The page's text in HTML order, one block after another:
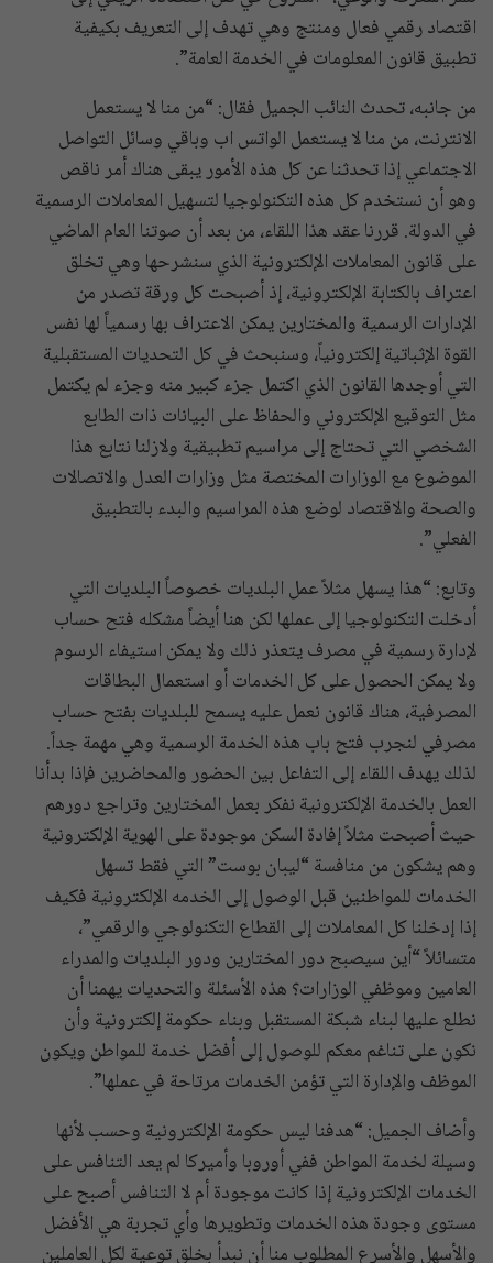
اقتصاد رقمي فعال ومنتج وهي تهدف إلى التعريف بكيفية
تطبيق قانون المعلومات في الخدمة العامة”.
من جانبه، تحدث النائب الجميل فقال: “من منا لا يستعمل
الانترنت، من منا لا يستعمل الواتس اب وباقي وسائل التواصل
الاجتماعي إذا تحدثنا عن كل هذه الأمور يبقى هناك أمر ناقص
وهو أن نستخدم كل هذه التكنولوجيا لتسهيل المعاملات الرسمية
في الدولة. قررنا عقد هذا اللقاء، من بعد أن صوتنا العام الماضي
على قانون المعاملات الإلكترونية الذي سنشرحها وهي تخلق
اعتراف بالكتابة الإلكترونية، إذ أصبحت كل ورقة تصدر من
الإدارات الرسمية والمختارين يمكن الاعتراف بها رسمياً لها نفس
القوة الإثباتية إلكترونياً، وسنبحث في كل التحديات المستقبلية
التي أوجدها القانون الذي اكتمل جزء كبير منه وجزء لم يكتمل
مثل التوقيع الإلكتروني والحفاظ على البيانات ذات الطابع
الشخصي التي تحتاج إلى مراسيم تطبيقية ولازلنا نتابع هذا
الموضوع مع الوزارات المختصة مثل وزارات العدل والاتصالات
والصحة والاقتصاد لوضع هذه المراسيم والبدء بالتطبيق
الفعلي”.
وتابع: “هذا يسهل مثلاً عمل البلديات خصوصاً البلديات التي
أدخلت التكنولوجيا إلى عملها لكن هنا أيضاً مشكله فتح حساب
لإدارة رسمية في مصرف يتعذر ذلك ولا يمكن استيفاء الرسوم
ولا يمكن الحصول على كل الخدمات أو استعمال البطاقات
المصرفية، هناك قانون نعمل عليه يسمح للبلديات بفتح حساب
مصرفي لنجرب فتح باب هذه الخدمة الرسمية وهي مهمة جداً.
لذلك يهدف اللقاء إلى التفاعل بين الحضور والمحاضرين فإذا بدأنا
العمل بالخدمة الإلكترونية نفكر بعمل المختارين وتراجع دورهم
حيث أصبحت مثلاً إفادة السكن موجودة على الهوية الإلكترونية
وهم يشكون من منافسة “ليبان بوست” التي فقط تسهل
الخدمات للمواطنين قبل الوصول إلى الخدمه الإلكترونية فكيف
إذا إدخلنا كل المعاملات إلى القطاع التكنولوجي والرقمي”،
متسائلاً “أين سيصبح دور المختارين ودور البلديات والمدراء
العامين وموظفي الوزارات؟ هذه الأسئلة والتحديات يهمنا أن
نطلع عليها لبناء شبكة المستقبل وبناء حكومة إلكترونية وأن
نكون على تناغم معكم للوصول إلى أفضل خدمة للمواطن ويكون
الموظف والإدارة التي تؤمن الخدمات مرتاحة في عملها”.
وأضاف الجميل: “هدفنا ليس حكومة الإلكترونية وحسب لأنها
وسيلة لخدمة المواطن ففي أوروبا وأميركا لم يعد التنافس على
الخدمات الإلكترونية إذا كانت موجودة أم لا التنافس أصبح على
مستوى وجودة هذه الخدمات وتطويرها وأي تجربة هي الأفضل
والأسهل والأسرع المطلوب منا أن نبدأ بخلق توعية لكل العاملين